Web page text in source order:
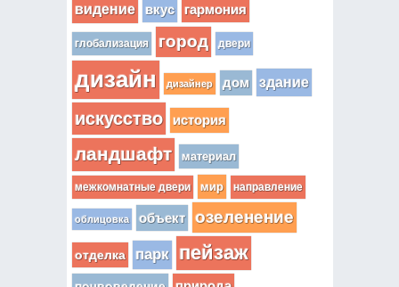
видение вкус гармония
глобализация город двери
дизайн дизайнер дом здание
искусство история
ландшафт материал
межкомнатные двери мир направление
облицовка объект озеленение
отделка парк пейзаж